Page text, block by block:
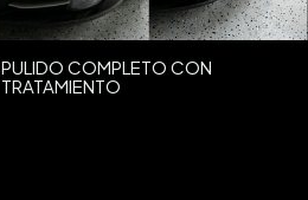
PULIDO COMPLETO CON
TRATAMIENTO